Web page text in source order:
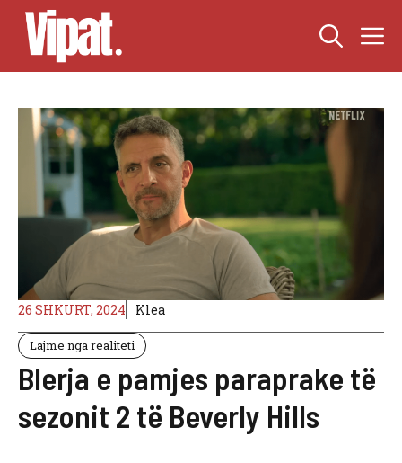
Skip
content
26 SHKURT, 2024 Klea
Lajme nga realiteti
Blerja e pamjes paraprake të
sezonit 2 të Beverly Hills